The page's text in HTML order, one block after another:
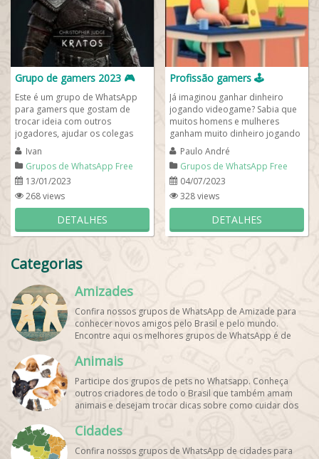
Grupo de gamers 2023 🎮
Este é um grupo de WhatsApp
para gamers que gostam de
trocar ideia com outros
jogadores, ajudar os colegas
dando dicas e macetes. Aqui
você acompanhará todas...
Ivan
Grupos de WhatsApp Free
Fire
13/01/2023
268 views
DETALHES
Profissão gamers 🕹️
Já imaginou ganhar dinheiro
jogando videogame? Sabia que
muitos homens e mulheres
ganham muito dinheiro jogando
FreeFire e outros jogos on-line?
Então se...
Paulo André
Grupos de WhatsApp Free
Fire
04/07/2023
328 views
DETALHES
Categorias
Amizades
Confira nossos grupos de WhatsApp de Amizade para
conhecer novos amigos pelo Brasil e pelo mundo.
Encontre aqui os melhores grupos de WhatsApp é de
Animais
Participe dos grupos de pets no Whatsapp. Conheça
outros criadores de todo o Brasil que também amam
animais e desejam trocar dicas sobre como cuidar dos
graça!
Cidades
Confira nossos grupos de WhatsApp de cidades para